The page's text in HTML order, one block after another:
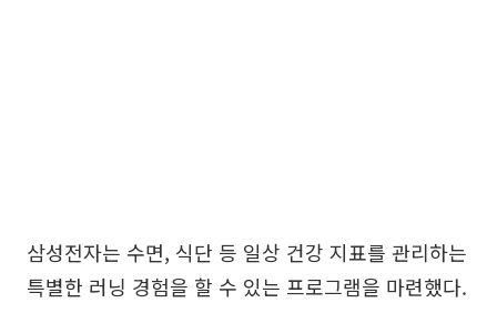
삼성전자는 수면, 식단 등 일상 건강 지표를 관리하는
특별한 러닝 경험을 할 수 있는 프로그램을 마련했다.